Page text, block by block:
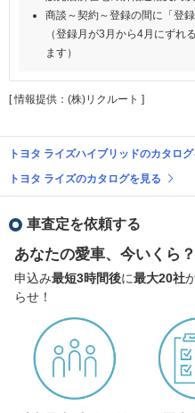
商談～契約～登録の間に「登
（登録月が3月から4月にずれ
ます）
[ 情報提供：(株)リクルート ]
トヨタ ライズハイブリッドのカタロ
トヨタ ライズのカタログを見る
車査定を依頼する
あなたの愛車、今いくら？
申込み最短3時間後に最大20社
らせ！